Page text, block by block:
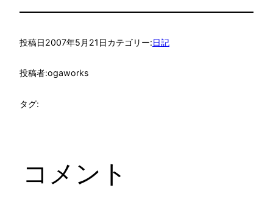
投稿日2007年5月21日カテゴリー:日記
投稿者:ogaworks
タグ:
コメント